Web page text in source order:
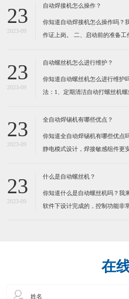
的细微变化。（1）六秒钟之内
23
2023-09
自动焊接机怎么操作？
你知道自动焊接机怎么操作吗？
作证上岗。 ​二、启动前的准备
易燃物品,以防发生火灾。 (三)检
23
2023-09
自动螺丝机怎么进行维护？
你知道自动螺丝机怎么进行维护
法：1、定期清洁自动打螺丝机
量加些润滑脂，保持通风,干燥
23
2023-09
全自动焊锡机有哪些优点？
你知道全自动焊锡机有哪些优点
静电模式设计，焊接敏感组件更
力。为了健康请使用环保型无铅
23
2023-09
什么是自动螺丝机？
你知道什么是自动螺丝机吗？我
软件下设计完成的，控制功能非
在